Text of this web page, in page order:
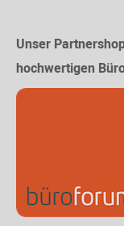
Unser
hochwertigen